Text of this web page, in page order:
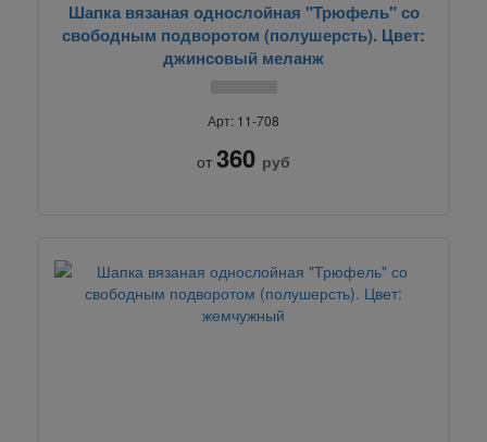
Шапка вязаная однослойная "Трюфель" со
свободным подворотом (полушерсть). Цвет:
джинсовый меланж
Арт: 11-708
от 360 руб